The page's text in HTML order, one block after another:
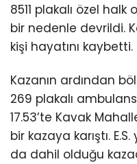
8511 plakalı özel
bir nedenle devrildi.
kişi hayatını kaybetti.
Kazanın ardından
269 plakalı
17.53’te Kavak
bir kazaya karıştı.
da dahil olduğu